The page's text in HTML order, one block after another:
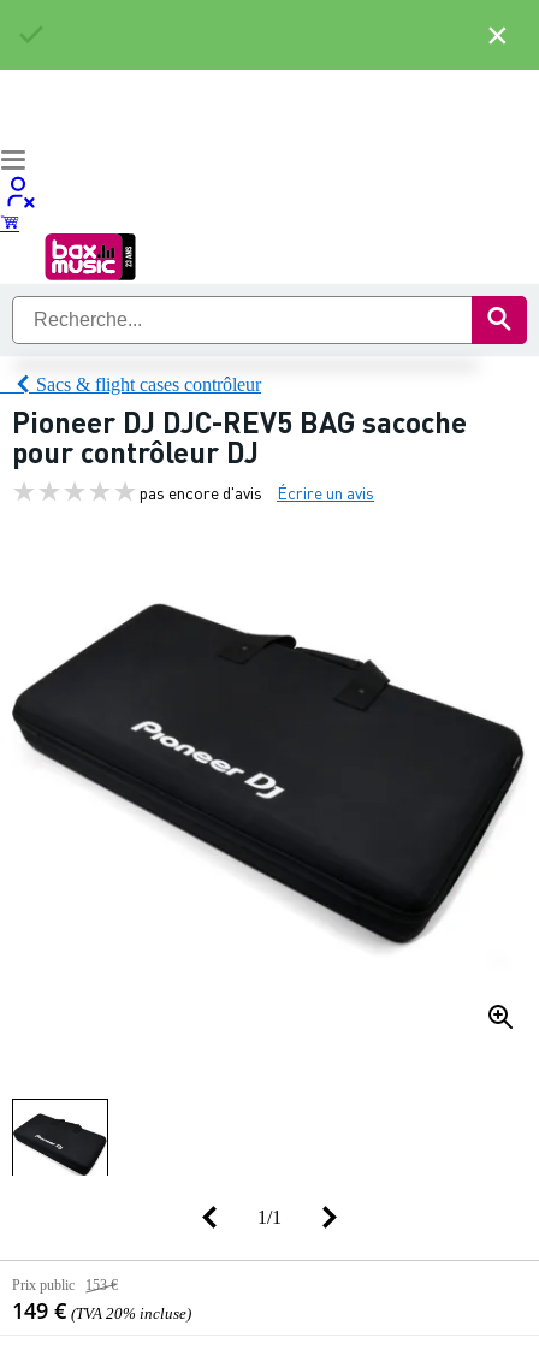
Sacs & flight cases contrôleur
Pioneer DJ DJC-REV5 BAG sacoche
pour contrôleur DJ
pas encore d'avis Écrire un avis
1/1
Prix public 153 €
149 € (TVA 20% incluse)
×